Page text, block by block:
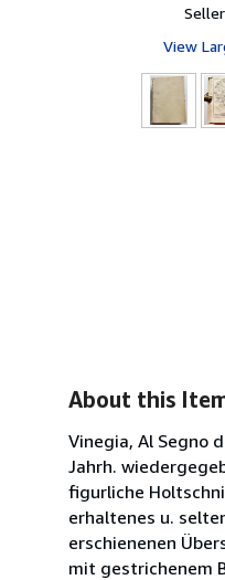
View
About this
Vinegia, Al Segno
Jahrh.
figurliche
erhaltenes u.
erschienenen
mit gestrichenem